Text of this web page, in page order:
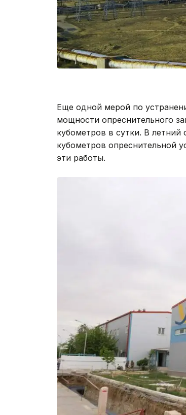
Еще одной мерой по
мощности опреснительного
кубометров в сутки. В летний
кубометров опреснительной
эти работы.